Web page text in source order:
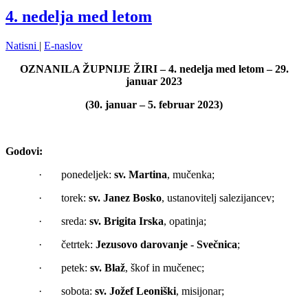
4. nedelja med letom
Natisni | E-naslov
OZNANILA ŽUPNIJE ŽIRI – 4. nedelja med letom – 29.
januar 2023
(30. januar – 5. februar 2023)
Godovi:
· ponedeljek: sv. Martina, mučenka;
· torek: sv. Janez Bosko, ustanovitelj salezijancev;
· sreda: sv. Brigita Irska, opatinja;
· četrtek: Jezusovo darovanje - Svečnica;
· petek: sv. Blaž, škof in mučenec;
· sobota: sv. Jožef Leoniški, misijonar;